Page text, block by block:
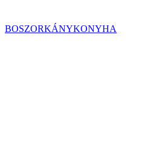
BOSZORKÁNYKONYHA